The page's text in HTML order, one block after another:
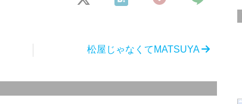
松屋じゃなくてMATSUYA